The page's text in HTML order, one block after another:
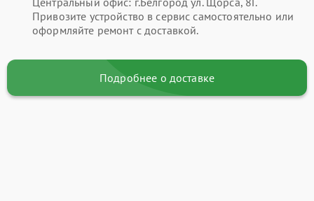
Привозите устройство в сервис самостоятельно или
оформляйте ремонт с доставкой.
Подробнее о доставке